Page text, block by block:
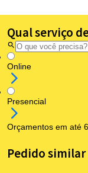
Qual serviço
Online
Presencial
Orçamentos em até
Pedido similar